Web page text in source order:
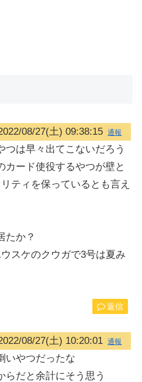
08/27(土) 09:38:15 通報
つは早々出てこないだろう
カード使役するやつが壁と
ティを保っているとも言え
か？
スケのクウガで3号は夏み
返信
08/27(土) 10:20:01 通報
いやつだったな
らだと余計にそう思う